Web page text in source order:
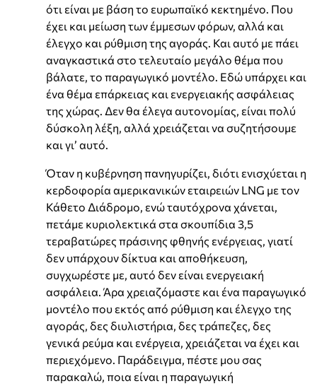
ότι είναι με βάση το ευρωπαϊκό κεκτημένο. Που
έχει και μείωση των έμμεσων φόρων, αλλά και
έλεγχο και ρύθμιση της αγοράς. Και αυτό με πάει
αναγκαστικά στο τελευταίο μεγάλο θέμα που
βάλατε, το παραγωγικό μοντέλο. Εδώ υπάρχει και
ένα θέμα επάρκειας και ενεργειακής ασφάλειας
της χώρας. Δεν θα έλεγα αυτονομίας, είναι πολύ
δύσκολη λέξη, αλλά χρειάζεται να συζητήσουμε
και γι’ αυτό.
Όταν η κυβέρνηση πανηγυρίζει, διότι ενισχύεται η
κερδοφορία αμερικανικών εταιρειών LNG με τον
Κάθετο Διάδρομο, ενώ ταυτόχρονα χάνεται,
πετάμε κυριολεκτικά στα σκουπίδια 3,5
τεραβατώρες πράσινης φθηνής ενέργειας, γιατί
δεν υπάρχουν δίκτυα και αποθήκευση,
συγχωρέστε με, αυτό δεν είναι ενεργειακή
ασφάλεια. Άρα χρειαζόμαστε και ένα παραγωγικό
μοντέλο που εκτός από ρύθμιση και έλεγχο της
αγοράς, δες διυλιστήρια, δες τράπεζες, δες
γενικά ρεύμα και ενέργεια, χρειάζεται να έχει και
περιεχόμενο. Παράδειγμα, πέστε μου σας
παρακαλώ, ποια είναι η παραγωγική